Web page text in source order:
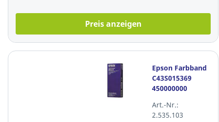
Preis anzeigen
Epson Farbband
C43S015369
450000000
Art.-Nr.:
2.535.103